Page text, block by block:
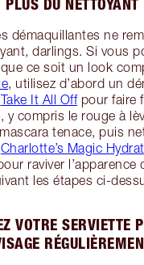
PLUS DU NETTOYANT
démaquillantes ne
darlings. Si vous
ce soit un look
, utilisez d’abord un
Take It All Offpour faire
y compris le rouge à
tenace, puis
Charlotte’s Magic
raviver l’apparence
les étapes ci-
VOTRE SERVIETTE